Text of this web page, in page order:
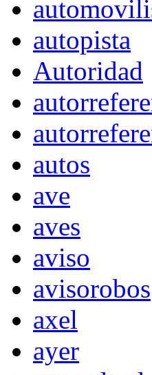
autopista
Autoridad
autos
ave
aves
aviso
avisorobos
axel
ayer